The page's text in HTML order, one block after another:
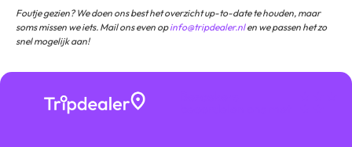
Foutje gezien? We doen ons best het overzicht up-to-date te houden, maar
soms missen we iets. Mail ons even opinfo@tripdealer.nlen we passen het zo
snel mogelijk aan!